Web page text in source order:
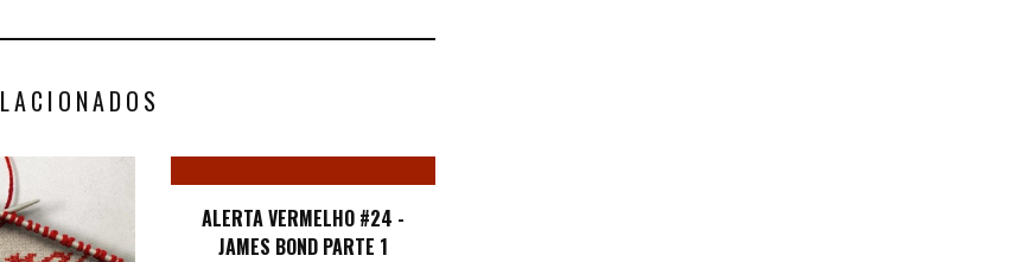
ALERTA VERMELHO #24 -
JAMES BOND PARTE 1